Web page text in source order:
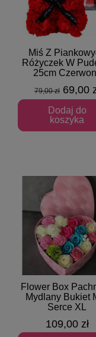
Szybki
Miś Z
Różyczek W
25cm
79,00 zł 69,00
Dodaj do
koszyka
Szybki
Flower Box
Mydlany Bukiet
Serce XL
109,00 zł